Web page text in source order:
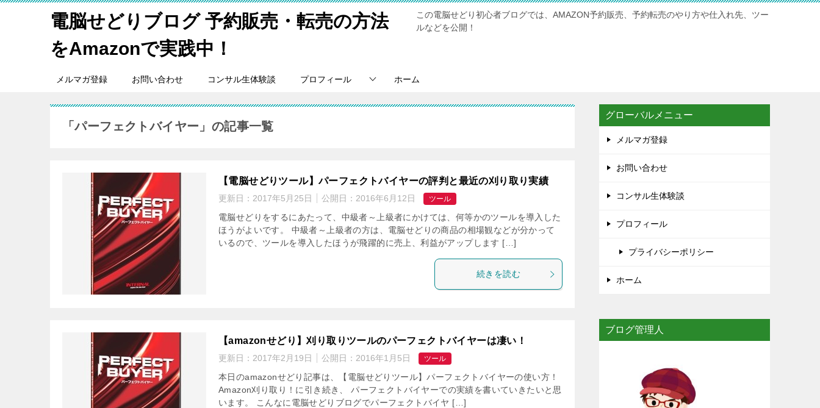
電脳せどりブログ 予約販売・転売の方法
をAmazonで実践中！
この電脳せどり初心者ブログでは、AMAZON予約販売、予約転売のやり方や仕入れ先、ツー
ルなどを公開！
メルマガ登録 お問い合わせ コンサル生体験談 プロフィール ホーム
「パーフェクトバイヤー」の記事一覧
【電脳せどりツール】パーフェクトバイヤーの評判と最近の刈り取り実績
更新日： 2017年5月25日 公開日： 2016年6月12日 ツール
電脳せどりをするにあたって、中級者～上級者にかけては、何等かのツールを導入した
ほうがよいです。 中級者～上級者の方は、電脳せどりの商品の相場観などが分かって
いるので、ツールを導入したほうが飛躍的に売上、利益がアップします […]
続きを読む
【amazonせどり】刈り取りツールのパーフェクトバイヤーは凄い！
更新日： 2017年2月19日 公開日： 2016年1月5日 ツール
本日のamazonせどり記事は、【電脳せどりツール】パーフェクトバイヤーの使い方！
Amazon刈り取り！に引き続き、 パーフェクトバイヤーでの実績を書いていきたいと思
います。 こんなに電脳せどりブログでパーフェクトバイヤ […]
グローバルメニュー
メルマガ登録
お問い合わせ
コンサル生体験談
プロフィール
プライバシーポリシー
ホーム
ブログ管理人